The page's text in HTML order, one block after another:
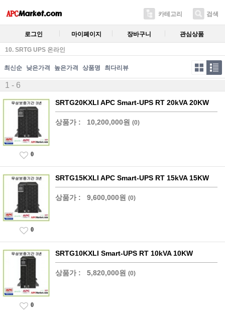
카테고리 검색
로그인 마이페이지 장바구니 관심상품
10. SRTG UPS 온라인
최신순 낮은가격 높은가격 상품명 최다리뷰
1 - 6
SRTG20KXLI APC Smart-UPS RT 20kVA 20KW
상품가 : 10,200,000원 (0)
0
SRTG15KXLI APC Smart-UPS RT 15kVA 15KW
상품가 : 9,600,000원 (0)
0
SRTG10KXLI Smart-UPS RT 10kVA 10KW
상품가 : 5,820,000원 (0)
0